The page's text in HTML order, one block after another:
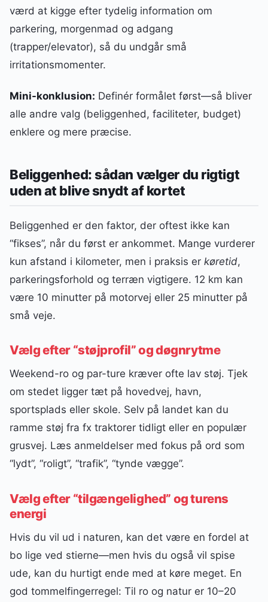
værd at kigge efter tydelig information om
parkering, morgenmad og adgang
(trapper/elevator), så du undgår små
irritationsmomenter.
Mini-konklusion: Definér formålet først—så bliver
alle andre valg (beliggenhed, faciliteter, budget)
enklere og mere præcise.
Beliggenhed: sådan vælger du rigtigt
uden at blive snydt af kortet
Beliggenhed er den faktor, der oftest ikke kan
“fikses”, når du først er ankommet. Mange vurderer
kun afstand i kilometer, men i praksis er køretid,
parkeringsforhold og terræn vigtigere. 12 km kan
være 10 minutter på motorvej eller 25 minutter på
små veje.
Vælg efter “støjprofil” og døgnrytme
Weekend-ro og par-ture kræver ofte lav støj. Tjek
om stedet ligger tæt på hovedvej, havn,
sportsplads eller skole. Selv på landet kan du
ramme støj fra fx traktorer tidligt eller en populær
grusvej. Læs anmeldelser med fokus på ord som
“lydt”, “roligt”, “trafik”, “tynde vægge”.
Vælg efter “tilgængelighed” og turens
energi
Hvis du vil ud i naturen, kan det være en fordel at
bo lige ved stierne—men hvis du også vil spise
ude, kan du hurtigt ende med at køre meget. En
god tommelfingerregel: Til ro og natur er 10–20